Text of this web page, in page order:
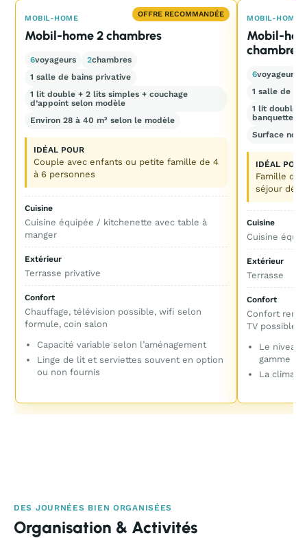
OFFRE RECOMMANDÉE
MOBIL-HOME
Mobil-home 2 chambres
6voyageurs 2chambres
1 salle de bains privative
1 lit double + 2 lits simples + couchage
d’appoint selon modèle
Environ 28 à 40 m² selon le modèle
IDÉAL POUR
Couple avec enfants ou petite famille de 4
à 6 personnes
Cuisine
Cuisine équipée / kitchenette avec table à
manger
Extérieur
Terrasse privative
Confort
Chauffage, télévision possible, wifi selon
formule, coin salon
Capacité variable selon l’aménagement
Linge de lit et serviettes souvent en option
ou non fournis
MOBIL-HOME
Mobil-
chambres
6voyageurs
1 salle de
1 lit double
banquette
Surface non
IDÉAL POUR
Famille qui
séjour
Cuisine
Cuisine
Extérieur
Terrasse
Confort
Confort
TV possible,
Le niveau
gamme
La
DES JOURNÉES BIEN ORGANISÉES
Organisation & Activités